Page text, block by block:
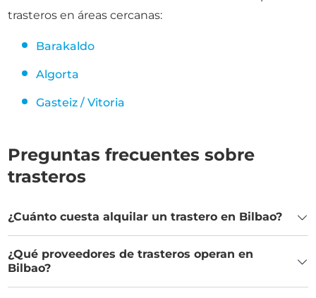
trasteros en áreas cercanas:
Barakaldo
Algorta
Gasteiz / Vitoria
Preguntas frecuentes sobre
trasteros
¿Cuánto cuesta alquilar un trastero en Bilbao?
¿Qué proveedores de trasteros operan en
Bilbao?